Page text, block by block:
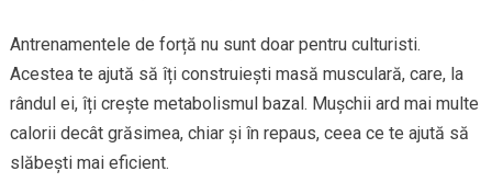
Antrenamentele de forță nu sunt doar pentru culturisti.
Acestea te ajută să îți construiești masă musculară, care, la
rândul ei, îți crește metabolismul bazal. Mușchii ard mai multe
calorii decât grăsimea, chiar și în repaus, ceea ce te ajută să
slăbești mai eficient.